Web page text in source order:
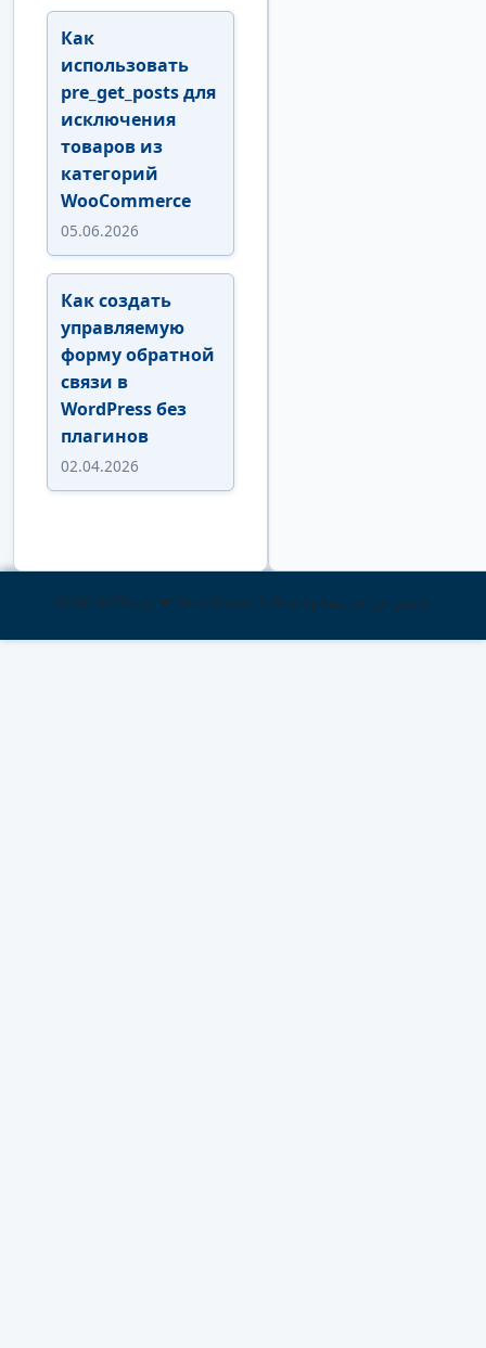
Как
использовать
pre_get_posts для
исключения
товаров из
категорий
WooCommerce
05.06.2026
Как создать
управляемую
форму обратной
связи в
WordPress без
плагинов
02.04.2026
2026 WPTemy ❤ WordPress © Все права защищены.